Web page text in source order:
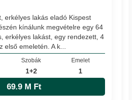
erkélyes lakás eladó Kispest
kínálunk megvételre egy 64
erkélyes lakást, egy rendezett, 4
első emeletén. A k...
Szobák
1+2
Emelet
1
69.9 M Ft